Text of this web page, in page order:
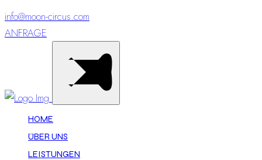
info@moon-circus.com
ANFRAGE
HOME
ÜBER UNS
LEISTUNGEN